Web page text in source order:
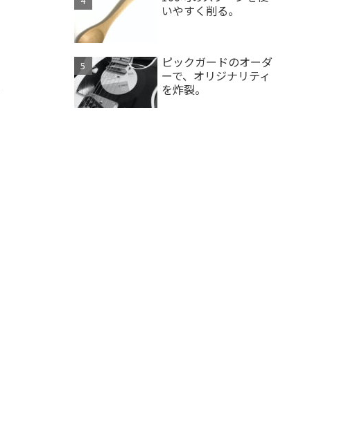
いやすく削る。
ピックガードのオーダ
ーで、オリジナリティ
を炸裂。